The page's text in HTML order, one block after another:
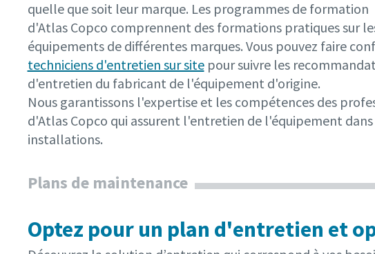
quelle que soit leur marque. Les programmes de formation
d'Atlas Copco comprennent des formations pratiques sur
équipements de différentes marques. Vous pouvez faire
techniciens d'entretien sur sitepour suivre les
d'entretien du fabricant de l'équipement d'origine.
Nous garantissons l'expertise et les compétences des
d'Atlas Copco qui assurent l'entretien de l'équipement dans
installations.
Plans de maintenance
Optez pour un plan d'entretien et